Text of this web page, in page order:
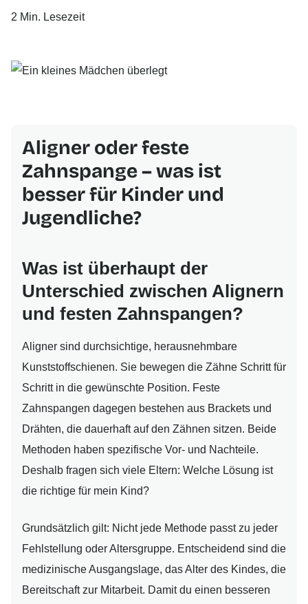
2 Min. Lesezeit
Aligner oder feste
Zahnspange – was ist
besser für Kinder und
Jugendliche?
Was ist überhaupt der
Unterschied zwischen Alignern
und festen Zahnspangen?
Aligner sind durchsichtige, herausnehmbare
Kunststoffschienen. Sie bewegen die Zähne Schritt für
Schritt in die gewünschte Position. Feste
Zahnspangen dagegen bestehen aus Brackets und
Drähten, die dauerhaft auf den Zähnen sitzen. Beide
Methoden haben spezifische Vor- und Nachteile.
Deshalb fragen sich viele Eltern: Welche Lösung ist
die richtige für mein Kind?
Grundsätzlich gilt: Nicht jede Methode passt zu jeder
Fehlstellung oder Altersgruppe. Entscheidend sind die
medizinische Ausgangslage, das Alter des Kindes, die
Bereitschaft zur Mitarbeit. Damit du einen besseren